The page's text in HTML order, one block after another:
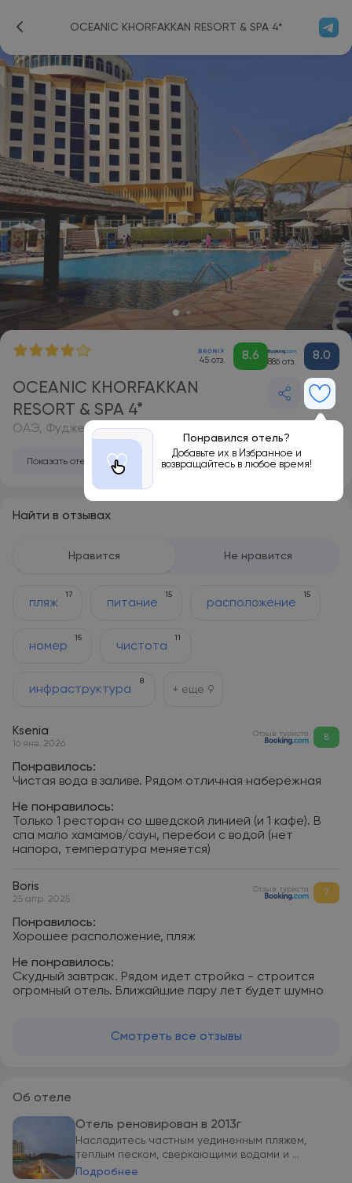
OCEANIC KHORFAKKAN RESORT & SPA 4*
45 отз. 8.6 886 отз. 8.0
OCEANIC KHORFAKKAN
RESORT & SPA 4*
Понравился отель?
Добавьте их в Избранное и
возвращайтесь в любое время!
ОАЭ, Фуджейра
Показать отель на карте
Найти в отзывах
Нравится Не нравится
пляж
17
питание
15
расположение
15
номер
15
чистота
11
инфраструктура
8
+ еще 9
Ksenia
16 янв. 2026
Отзыв туриста 8
Понравилось:
Чистая вода в заливе. Рядом отличная набережная
Не понравилось:
Только 1 ресторан со шведской линией (и 1 кафе). В
спа мало хамамов/саун, перебои с водой (нет
напора, температура меняется)
Boris
25 апр. 2025
Отзыв туриста 7
Понравилось:
Хорошее расположение, пляж
Не понравилось:
Скудный завтрак. Рядом идет стройка - строится
огромный отель. Ближайшие пару лет будет шумно
Смотреть все отзывы
Об отеле
Отель реновирован в 2013г
Насладитесь частным уединенным пляжем,
теплым песком, сверкающими водами и ...
Подробнее